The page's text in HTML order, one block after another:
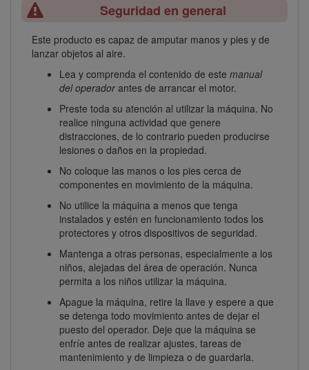
Seguridad en general
Este producto es capaz de amputar manos y pies y de
lanzar objetos al aire.
Lea y comprenda el contenido de este manual
del operadorantes de arrancar el motor.
Preste toda su atención al utilizar la máquina. No
realice ninguna actividad que genere
distracciones, de lo contrario pueden producirse
lesiones o daños en la propiedad.
No coloque las manos o los pies cerca de
componentes en movimiento de la máquina.
No utilice la máquina a menos que tenga
instalados y estén en funcionamiento todos los
protectores y otros dispositivos de seguridad.
Mantenga a otras personas, especialmente a los
niños, alejadas del área de operación. Nunca
permita a los niños utilizar la máquina.
Apague la máquina, retire la llave y espere a que
se detenga todo movimiento antes de dejar el
puesto del operador. Deje que la máquina se
enfríe antes de realizar ajustes, tareas de
mantenimiento y de limpieza o de guardarla.